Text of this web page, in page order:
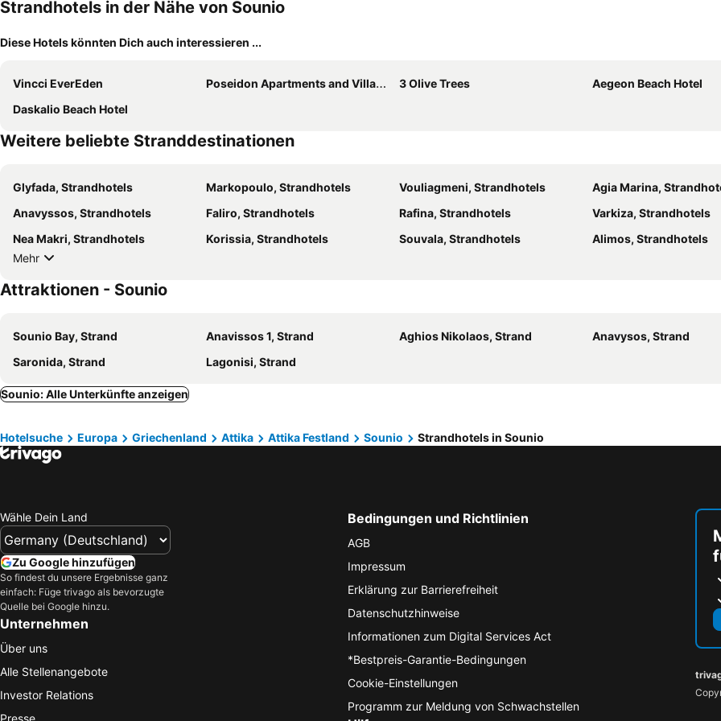
Strandhotels in der Nähe von Sounio
Diese Hotels könnten Dich auch interessieren ...
Vincci EverEden Poseidon Apartments and Villas by the Sea 3 Olive Trees
Aegeon Beach Hotel
Daskalio Beach Hotel
Weitere beliebte Stranddestinationen
Glyfada, Strandhotels Markopoulo, Strandhotels Vouliagmeni, Strandhotels
Agia Marina,
Anavyssos, Strandhotels
Faliro, Strandhotels Rafina, Strandhotels
Varkiza, Strandhotels
Nea Makri, Strandhotels
Korissia, Strandhotels Souvala, Strandhotels
Alimos, Strandhotels
Mehr
Attraktionen - Sounio
Sounio Bay, Strand Anavissos 1, Strand Aghios Nikolaos, Strand
Anavysos, Strand
Saronida, Strand
Lagonisi, Strand
Sounio: Alle Unterkünfte anzeigen
Hotelsuche Europa Griechenland Attika Attika Festland Sounio Strandhotels in Sounio
Wähle Dein Land
Zu Google hinzufügen
So findest du unsere Ergebnisse ganz
einfach: Füge trivago als bevorzugte
Quelle bei Google hinzu.
Unternehmen
Über uns
Alle Stellenangebote
Investor Relations
Presse
Bedingungen und Richtlinien
AGB
Impressum
Erklärung zur Barrierefreiheit
Datenschutzhinweise
Informationen zum Digital Services Act
*Bestpreis-Garantie-Bedingungen
Cookie-Einstellungen
Programm zur Meldung von Schwachstellen